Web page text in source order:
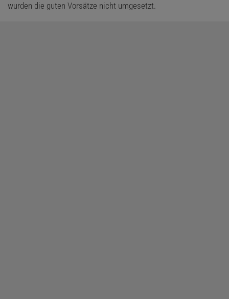
wurden die guten Vorsätze nicht umgesetzt.